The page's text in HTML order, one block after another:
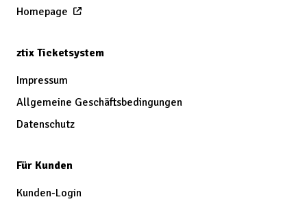
Homepage
ztix Ticketsystem
Impressum
Allgemeine Geschäftsbedingungen
Datenschutz
Für Kunden
Kunden-Login